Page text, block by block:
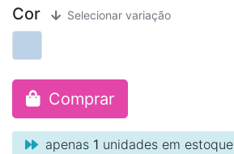
Cor Selecionar variação
Comprar
apenas 1 unidades em estoque